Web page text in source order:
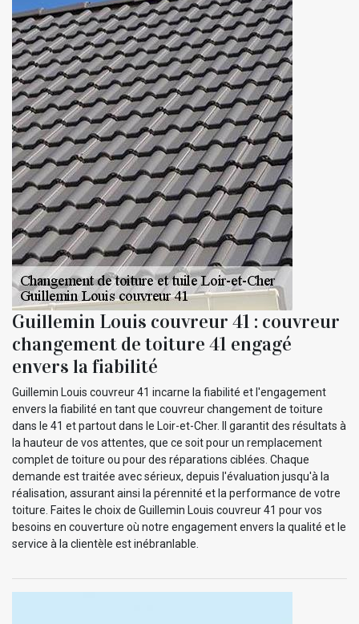
Guillemin Louis couvreur 41 : couvreur
changement de toiture 41 engagé
envers la fiabilité
Guillemin Louis couvreur 41 incarne la fiabilité et l'engagement
envers la fiabilité en tant que couvreur changement de toiture
dans le 41 et partout dans le Loir-et-Cher. Il garantit des résultats à
la hauteur de vos attentes, que ce soit pour un remplacement
complet de toiture ou pour des réparations ciblées. Chaque
demande est traitée avec sérieux, depuis l'évaluation jusqu'à la
réalisation, assurant ainsi la pérennité et la performance de votre
toiture. Faites le choix de Guillemin Louis couvreur 41 pour vos
besoins en couverture où notre engagement envers la qualité et le
service à la clientèle est inébranlable.